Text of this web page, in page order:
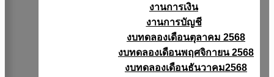
งานการเงิน
งานการบัญชี
งบทดลองเดือนตุลาคม 2568
งบทดลองเดือนพฤศจิกายน 2568
งบทดลองเดือนธันวาคม2568